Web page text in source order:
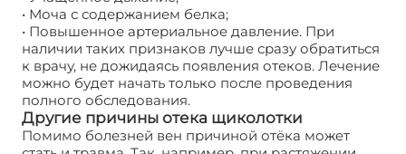
• Моча с содержанием белка;
• Повышенное артериальное давление. При
наличии таких признаков лучше сразу обратиться
к врачу, не дожидаясь появления отеков. Лечение
можно будет начать только после проведения
полного обследования.
Другие причины отека щиколотки
Помимо болезней вен причиной отёка может